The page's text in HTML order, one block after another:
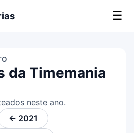
☰
da Timemania
neste ano.
← 2021